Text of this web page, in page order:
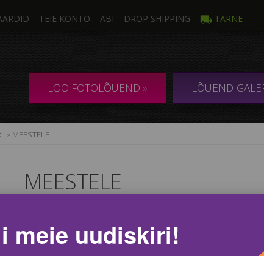
TEIE KONTO ABI DROP SHIPPING TARNE
LOO FOTOLÕUEND »
» MEESTELE
MEESTELE
Skandaalne USA poksija Mike Tyson on öelnud: „Mängida
Tundke mänguhasarti ja võistluste kuumust – pingeliste
spordilõuendid sobivad tõelise spordifänni koju. Võib öelda,
meie uudiskiri!